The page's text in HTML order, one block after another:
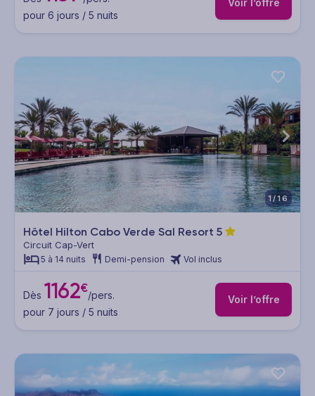
pour 6 jours / 5 nuits
Voir l’offre
1/16
Hôtel Hilton Cabo Verde Sal Resort 5
Circuit Cap-Vert
5 à 14 nuits Demi-pension Vol inclus
Dès 1162€/pers.
pour 7 jours / 5 nuits
Voir l’offre